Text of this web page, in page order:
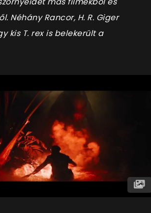
Néhány Rancor, H. R. Giger
kis T. rex is belekerült a